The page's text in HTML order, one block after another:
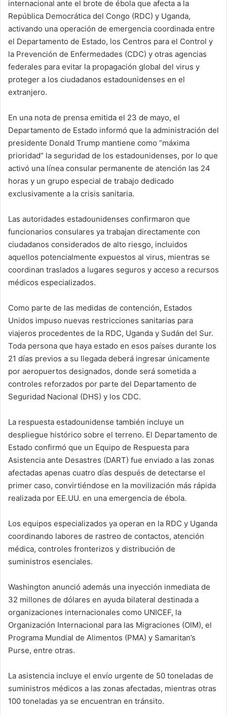
internacional ante el brote de ébola que afecta a la
República Democrática del Congo (RDC) y Uganda,
activando una operación de emergencia coordinada entre
el Departamento de Estado, los Centros para el Control y
la Prevención de Enfermedades (CDC) y otras agencias
federales para evitar la propagación global del virus y
proteger a los ciudadanos estadounidenses en el
extranjero.
En una nota de prensa emitida el 23 de mayo, el
Departamento de Estado informó que la administración del
presidente Donald Trump mantiene como “máxima
prioridad” la seguridad de los estadounidenses, por lo que
activó una línea consular permanente de atención las 24
horas y un grupo especial de trabajo dedicado
exclusivamente a la crisis sanitaria.
Las autoridades estadounidenses confirmaron que
funcionarios consulares ya trabajan directamente con
ciudadanos considerados de alto riesgo, incluidos
aquellos potencialmente expuestos al virus, mientras se
coordinan traslados a lugares seguros y acceso a recursos
médicos especializados.
Como parte de las medidas de contención, Estados
Unidos impuso nuevas restricciones sanitarias para
viajeros procedentes de la RDC, Uganda y Sudán del Sur.
Toda persona que haya estado en esos países durante los
21 días previos a su llegada deberá ingresar únicamente
por aeropuertos designados, donde será sometida a
controles reforzados por parte del Departamento de
Seguridad Nacional (DHS) y los CDC.
La respuesta estadounidense también incluye un
despliegue histórico sobre el terreno. El Departamento de
Estado confirmó que un Equipo de Respuesta para
Asistencia ante Desastres (DART) fue enviado a las zonas
afectadas apenas cuatro días después de detectarse el
primer caso, convirtiéndose en la movilización más rápida
realizada por EE.UU. en una emergencia de ébola.
Los equipos especializados ya operan en la RDC y Uganda
coordinando labores de rastreo de contactos, atención
médica, controles fronterizos y distribución de
suministros esenciales.
Washington anunció además una inyección inmediata de
32 millones de dólares en ayuda bilateral destinada a
organizaciones internacionales como UNICEF, la
Organización Internacional para las Migraciones (OIM), el
Programa Mundial de Alimentos (PMA) y Samaritan’s
Purse, entre otras.
La asistencia incluye el envío urgente de 50 toneladas de
suministros médicos a las zonas afectadas, mientras otras
100 toneladas ya se encuentran en tránsito.